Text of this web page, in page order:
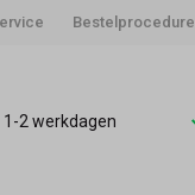
Bestelprocedure
1-2 werkdagen